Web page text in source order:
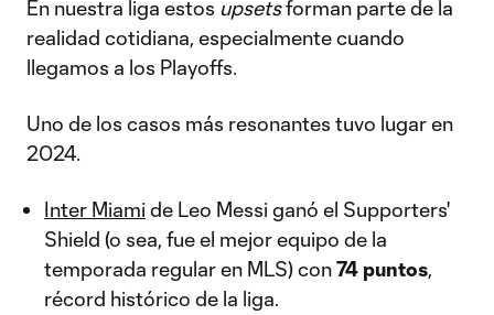
En nuestra liga estos upsetsforman parte de la
realidad cotidiana, especialmente cuando
llegamos a los Playoffs.
Uno de los casos más resonantes tuvo lugar en
2024.
Inter Miami de Leo Messi ganó el Supporters'
Shield (o sea, fue el mejor equipo de la
temporada regular en MLS) con74 puntos,
récord histórico de la liga.